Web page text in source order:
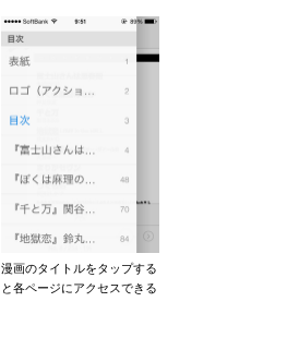
漫画のタイトルをタップする
と各ページにアクセスできる